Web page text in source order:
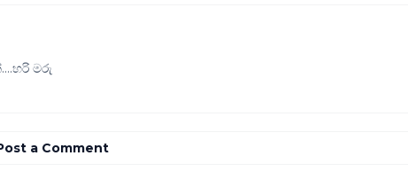
මරු
a Comment